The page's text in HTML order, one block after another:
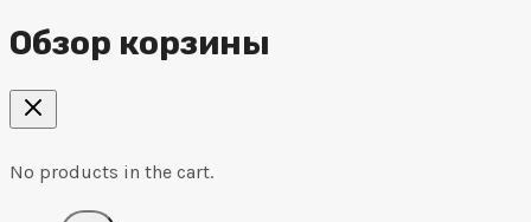
Обзор корзины
No products in the cart.